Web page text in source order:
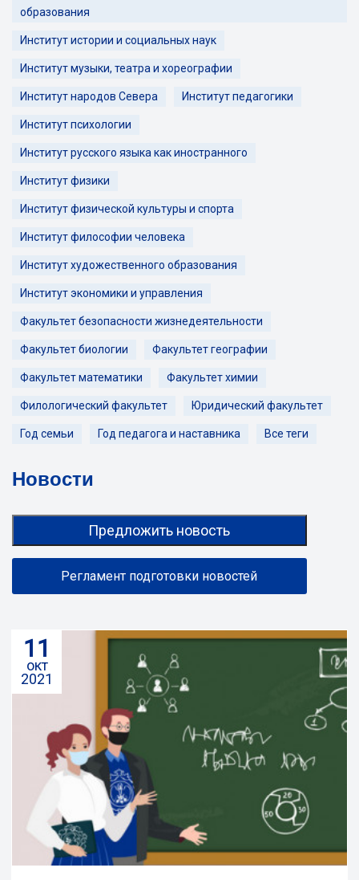
образования
Институт истории и социальных наук
Институт музыки, театра и хореографии
Институт народов Севера Институт педагогики
Институт психологии
Институт русского языка как иностранного
Институт физики
Институт физической культуры и спорта
Институт философии человека
Институт художественного образования
Институт экономики и управления
Факультет безопасности жизнедеятельности
Факультет биологии Факультет географии
Факультет математики Факультет химии
Филологический факультет Юридический факультет
Год семьи Год педагога и наставника Все теги
Новости
11
окт
2021
Предложить новость
Регламент подготовки новостей